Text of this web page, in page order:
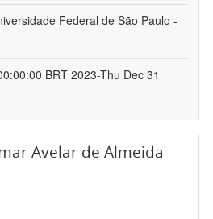
Federal de São Paulo -
BRT 2023-Thu Dec 31
Avelar de Almeida